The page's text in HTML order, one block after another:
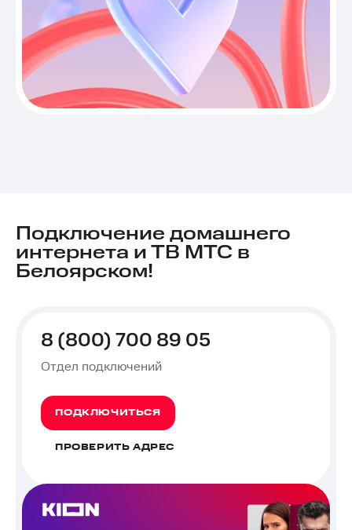
Подключение домашнего
интернета и ТВ МТС в
Белоярском!
8 (800) 700 89 05
Отдел подключений
ПОДКЛЮЧИТЬСЯ
ПРОВЕРИТЬ АДРЕС